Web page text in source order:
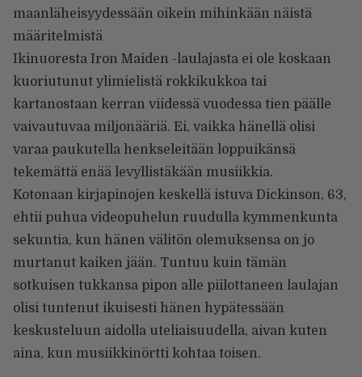
maanläheisyydessään oikein mihinkään näistä
määritelmistä
Ikinuoresta Iron Maiden -laulajasta ei ole koskaan
kuoriutunut ylimielistä rokkikukkoa tai
kartanostaan kerran viidessä vuodessa tien päälle
vaivautuvaa miljonääriä. Ei, vaikka hänellä olisi
varaa paukutella henkseleitään loppuikänsä
tekemättä enää levyllistäkään musiikkia.
Kotonaan kirjapinojen keskellä istuva Dickinson, 63,
ehtii puhua videopuhelun ruudulla kymmenkunta
sekuntia, kun hänen välitön olemuksensa on jo
murtanut kaiken jään. Tuntuu kuin tämän
sotkuisen tukkansa pipon alle piilottaneen laulajan
olisi tuntenut ikuisesti hänen hypätessään
keskusteluun aidolla uteliaisuudella, aivan kuten
aina, kun musiikkinörtti kohtaa toisen.